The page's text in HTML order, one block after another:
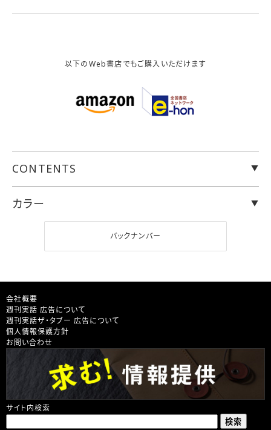
以下のWeb書店でもご購入いただけます
CONTENTS
カラー
バックナンバー
会社概要
週刊実話 広告について
週刊実話ザ・タブー 広告について
個人情報保護方針
お問い合わせ
サイト内検索